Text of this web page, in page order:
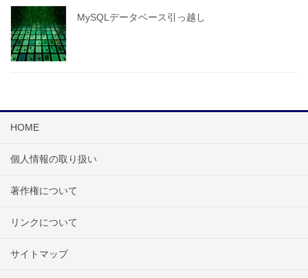
MySQLデータベース引っ越し
HOME
個人情報の取り扱い
著作権について
リンクについて
サイトマップ